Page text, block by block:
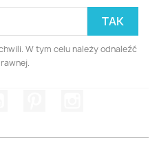
W tym celu należy odnaleźć